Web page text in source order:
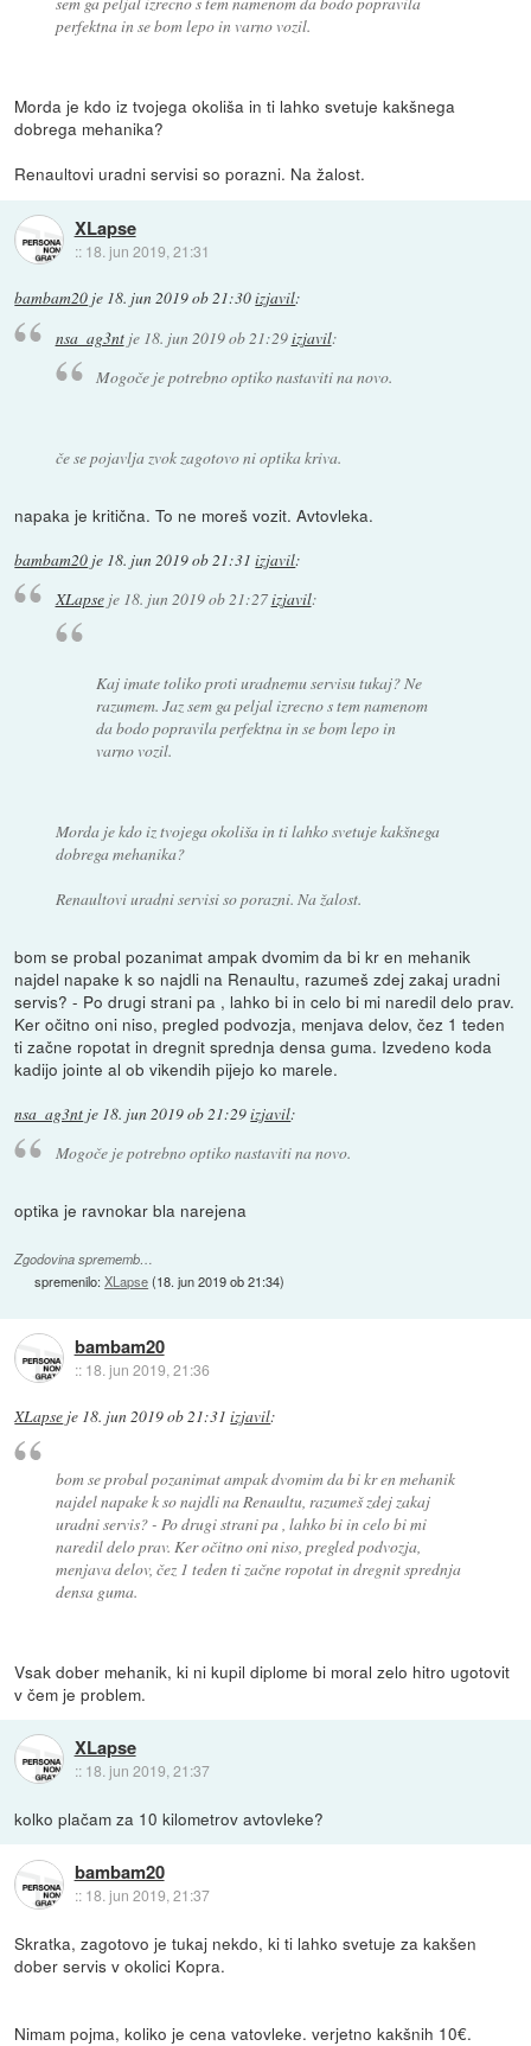
perfektna in se bom lepo in varno vozil.
Morda je kdo iz tvojega okoliša in ti lahko svetuje kakšnega
dobrega mehanika?
Renaultovi uradni servisi so porazni. Na žalost.
XLapse
:: 18. jun 2019, 21:31
bambam20 je 18. jun 2019 ob 21:30izjavil:
nsa_ag3ntje 18. jun 2019 ob 21:29izjavil:
Mogoče je potrebno optiko nastaviti na novo.
če se pojavlja zvok zagotovo ni optika kriva.
napaka je kritična. To ne moreš vozit. Avtovleka.
bambam20 je 18. jun 2019 ob 21:31 izjavil:
XLapseje 18. jun 2019 ob 21:27izjavil:
Kaj imate toliko proti uradnemu servisu tukaj? Ne
razumem. Jaz sem ga peljal izrecno s tem namenom
da bodo popravila perfektna in se bom lepo in
varno vozil.
Morda je kdo iz tvojega okoliša in ti lahko svetuje kakšnega
dobrega mehanika?
Renaultovi uradni servisi so porazni. Na žalost.
bom se probal pozanimat ampak dvomim da bi kr en mehanik
najdel napake k so najdli na Renaultu, razumeš zdej zakaj uradni
servis? - Po drugi strani pa , lahko bi in celo bi mi naredil delo prav.
Ker očitno oni niso, pregled podvozja, menjava delov, čez 1 teden
ti začne ropotat in dregnit sprednja densa guma. Izvedeno koda
kadijo jointe al ob vikendih pijejo ko marele.
nsa_ag3nt je 18. jun 2019 ob 21:29izjavil:
Mogoče je potrebno optiko nastaviti na novo.
optika je ravnokar bla narejena
Zgodovina sprememb…
spremenilo:XLapse(18. jun 2019 ob 21:34)
bambam20
:: 18. jun 2019, 21:36
XLapse je 18. jun 2019 ob 21:31 izjavil:
bom se probal pozanimat ampak dvomim da bi kr en mehanik
najdel napake k so najdli na Renaultu, razumeš zdej zakaj
uradni servis? - Po drugi strani pa , lahko bi in celo bi mi
naredil delo prav. Ker očitno oni niso, pregled podvozja,
menjava delov, čez 1 teden ti začne ropotat in dregnit sprednja
densa guma.
Vsak dober mehanik, ki ni kupil diplome bi moral zelo hitro ugotovit
v čem je problem.
XLapse
:: 18. jun 2019, 21:37
kolko plačam za 10 kilometrov avtovleke?
bambam20
:: 18. jun 2019, 21:37
Skratka, zagotovo je tukaj nekdo, ki ti lahko svetuje za kakšen
dober servis v okolici Kopra.
Nimam pojma, koliko je cena vatovleke. verjetno kakšnih 10€.